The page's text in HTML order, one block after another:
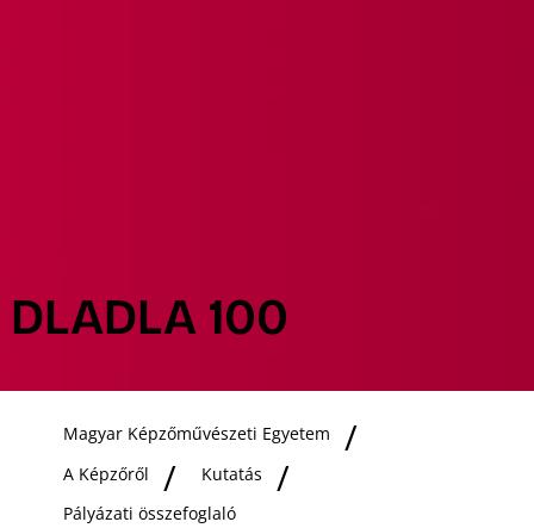
DLADLA 100
Magyar Képzőművészeti Egyetem
A Képzőről
Kutatás
Pályázati összefoglaló